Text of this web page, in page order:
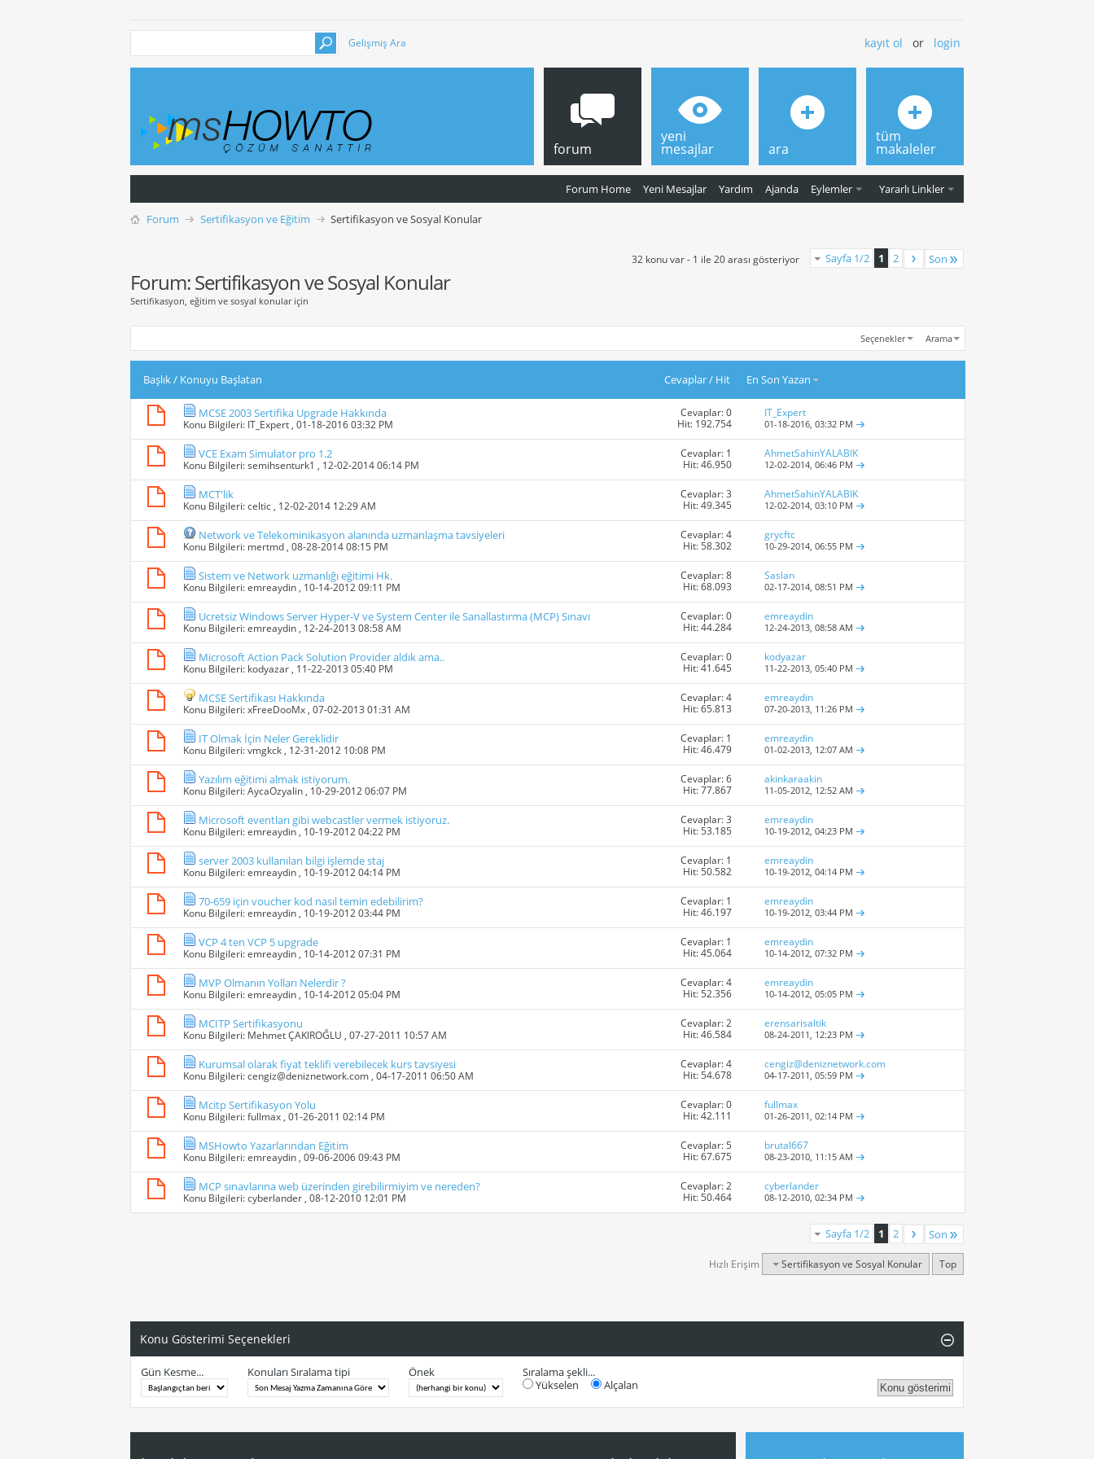
Gelişmiş Ara kayıt ol or login
forum
Forum Home Yeni Mesajlar Yardım Ajanda Eylemler Yararlı Linkler
yeni
mesajlar ara
tüm
makaleler
Forum Sertifikasyon ve Eğitim Sertifikasyon ve Sosyal Konular
Sayfa 1/2 1 2 Son
32 konu var - 1 ile 20 arası gösteriyor
Forum:Sertifikasyon ve Sosyal Konular
Sertifikasyon, eğitim ve sosyal konular için
Seçenekler Arama
Başlık/ Konuyu Başlatan Cevaplar/ Hit En Son Yazan
MCSE 2003 Sertifika Upgrade Hakkında
Konu Bilgileri: IT_Expert , 01-18-2016 03:32 PM
Cevaplar: 0
Hit: 192.754
IT_Expert
01-18-2016,03:32 PM
VCE Exam Simulator pro 1.2
Konu Bilgileri:semihsenturk1 , 12-02-2014 06:14 PM
Cevaplar: 1
Hit: 46.950
AhmetSahinYALABIK
12-02-2014,06:46 PM
MCT'lik
Konu Bilgileri:celtic , 12-02-2014 12:29 AM
Cevaplar: 3
Hit: 49.345
AhmetSahinYALABIK
12-02-2014,03:10 PM
Network ve Telekominikasyon alanında uzmanlaşma tavsiyeleri
Konu Bilgileri: mertmd , 08-28-2014 08:15 PM
Cevaplar: 4
Hit: 58.302
grycftc
10-29-2014,06:55 PM
Sistem ve Network uzmanlığı eğitimi Hk.
Konu Bilgileri:emreaydin , 10-14-2012 09:11 PM
Cevaplar: 8
Hit: 68.093
Saslan
02-17-2014,08:51 PM
Ucretsiz Windows Server Hyper-V ve System Center ile Sanallastırma (MCP) Sınavı
Konu Bilgileri:emreaydin , 12-24-2013 08:58 AM
Cevaplar: 0
Hit: 44.284
emreaydin
12-24-2013,08:58 AM
Microsoft Action Pack Solution Provider aldık ama..
Konu Bilgileri: kodyazar , 11-22-2013 05:40 PM
Cevaplar: 0
Hit: 41.645
kodyazar
11-22-2013,05:40 PM
MCSE Sertifikası Hakkında
Konu Bilgileri:xFreeDooMx , 07-02-2013 01:31 AM
Cevaplar: 4
Hit: 65.813
emreaydin
07-20-2013, 11:26 PM
IT Olmak İçin Neler Gereklidir
Konu Bilgileri:vmgkck , 12-31-2012 10:08 PM
Cevaplar: 1
Hit: 46.479
emreaydin
01-02-2013, 12:07 AM
Yazılım eğitimi almak istiyorum.
Konu Bilgileri:AycaOzyalin , 10-29-2012 06:07 PM
Cevaplar: 6
Hit: 77.867
akinkaraakin
11-05-2012, 12:52 AM
Microsoft eventları gibi webcastler vermek istiyoruz.
Konu Bilgileri:emreaydin , 10-19-2012 04:22 PM
Cevaplar: 3
Hit: 53.185
emreaydin
10-19-2012,04:23 PM
server 2003 kullanılan bilgi işlemde staj
Konu Bilgileri:emreaydin , 10-19-2012 04:14 PM
Cevaplar: 1
Hit: 50.582
emreaydin
10-19-2012,04:14 PM
70-659 için voucher kod nasıl temin edebilirim?
Konu Bilgileri:emreaydin , 10-19-2012 03:44 PM
Cevaplar: 1
Hit: 46.197
emreaydin
10-19-2012,03:44 PM
VCP 4 ten VCP 5 upgrade
Konu Bilgileri:emreaydin , 10-14-2012 07:31 PM
Cevaplar: 1
Hit: 45.064
emreaydin
10-14-2012,07:32 PM
MVP Olmanın Yolları Nelerdir ?
Konu Bilgileri:emreaydin , 10-14-2012 05:04 PM
Cevaplar: 4
Hit: 52.356
emreaydin
10-14-2012,05:05 PM
MCITP Sertifikasyonu
Konu Bilgileri: Mehmet ÇAKIROĞLU , 07-27-2011 10:57 AM
Cevaplar: 2
Hit: 46.584
erensarisaltik
08-24-2011, 12:23 PM
Kurumsal olarak fiyat teklifi verebilecek kurs tavsiyesi
Konu Bilgileri:cengiz@deniznetwork.com , 04-17-2011 06:50 AM
Cevaplar: 4
Hit: 54.678
cengiz@deniznetwork.com
04-17-2011,05:59 PM
Mcitp Sertifikasyon Yolu
Konu Bilgileri:fullmax , 01-26-2011 02:14 PM
Cevaplar: 0
Hit: 42.111
fullmax
01-26-2011,02:14 PM
MSHowto Yazarlarından Eğitim
Konu Bilgileri:emreaydin , 09-06-2006 09:43 PM
Cevaplar: 5
Hit: 67.675
brutal667
08-23-2010, 11:15 AM
MCP sınavlarına web üzerinden girebilirmiyim ve nereden?
Konu Bilgileri:cyberlander , 08-12-2010 12:01 PM
Cevaplar: 2
Hit: 50.464
cyberlander
08-12-2010,02:34 PM
Sayfa 1/2 1 2 Son
Hızlı Erişim Sertifikasyon ve Sosyal Konular Top
Konu Gösterimi Seçenekleri
Gün Kesme... Konuları Sıralama tipi Önek
Sıralama şekli...
Yükselen
Alçalan